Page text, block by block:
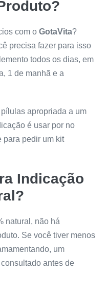
com o GotaVita?
precisa fazer para isso
todos os dias, em
1 de manhã e a
apropriada a um
é usar por no
para pedir um kit
Indicação
natural, não há
Se você tiver menos
um
antes de